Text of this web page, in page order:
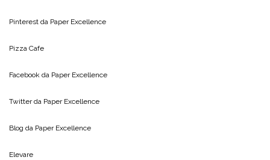
Pinterest da Paper Excellence
Pizza Cafe
Facebook da Paper Excellence
Twitter da Paper Excellence
Blog da Paper Excellence
Elevare